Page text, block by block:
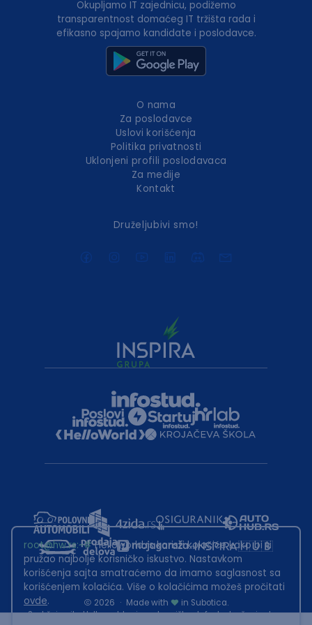
Okupljamo IT zajednicu, podižemo
transparentnost domaćeg IT tržišta rada i
efikasno spajamo kandidate i poslodavce.
O nama
Za poslodavce
Uslovi korišćenja
Politika privatnosti
Uklonjeni profili poslodavaca
Za medije
Kontakt
Druželjubivi smo!
2026 · Made with
in Subotica.
Sadržaj sajta Helloworld.rs je u vlasništvu Infostud rešenja d.o.o.
root@hw.rs:~#Helloworld.rs koristi kolačiće kako bi ti
pružao najbolje korisničko iskustvo. Nastavkom
korišćenja sajta smatraćemo da imamo saglasnost sa
korišćenjem kolačića. Više o kolačićima možeš pročitati
ovde.